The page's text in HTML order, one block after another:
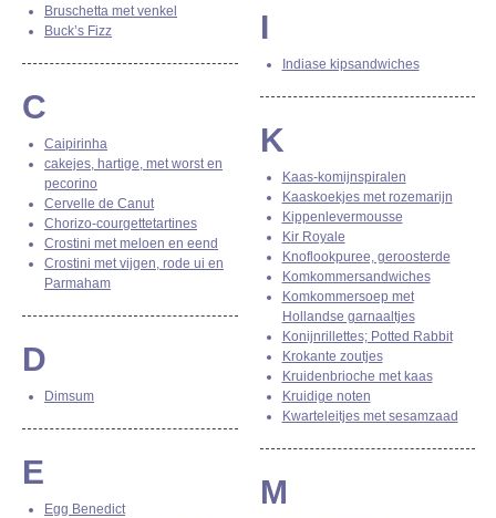
Bruschetta met venkel
Buck’s Fizz
C
Caipirinha
cakejes, hartige, met worst en
pecorino
Cervelle de Canut
Chorizo-courgettetartines
Crostini met meloen en eend
Crostini met vijgen, rode ui en
Parmaham
D
Dimsum
E
Egg Benedict
I
Indiase kipsandwiches
K
Kaas-komijnspiralen
Kaaskoekjes met rozemarijn
Kippenlevermousse
Kir Royale
Knoflookpuree, geroosterde
Komkommersandwiches
Komkommersoep met
Hollandse garnaaltjes
Konijnrillettes; Potted Rabbit
Krokante zoutjes
Kruidenbrioche met kaas
Kruidige noten
Kwarteleitjes met sesamzaad
M